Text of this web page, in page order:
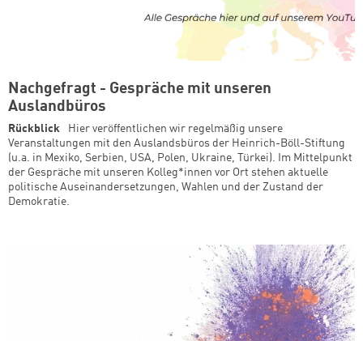
Nachgefragt - Gespräche mit unseren
Auslandbüros
Rückblick
Hier veröffentlichen wir regelmäßig unsere
Veranstaltungen mit den Auslandsbüros der Heinrich-Böll-Stiftung
(u.a. in Mexiko, Serbien, USA, Polen, Ukraine, Türkei). Im Mittelpunkt
der Gespräche mit unseren Kolleg*innen vor Ort stehen aktuelle
politische Auseinandersetzungen, Wahlen und der Zustand der
Demokratie.